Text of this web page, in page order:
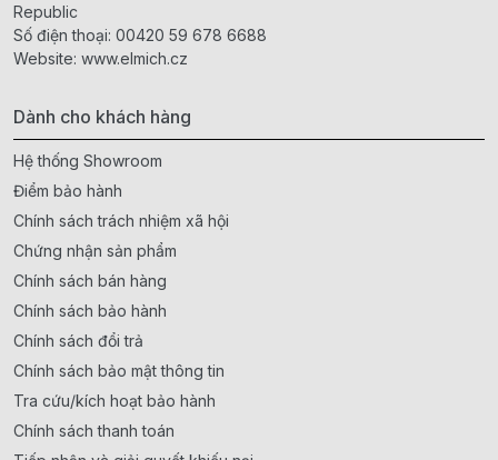
Republic
Số điện thoại: 00420 59 678 6688
Website: www.elmich.cz
Dành cho khách hàng
Hệ thống Showroom
Điểm bảo hành
Chính sách trách nhiệm xã hội
Chứng nhận sản phẩm
Chính sách bán hàng
Chính sách bảo hành
Chính sách đổi trả
Chính sách bảo mật thông tin
Tra cứu/kích hoạt bảo hành
Chính sách thanh toán